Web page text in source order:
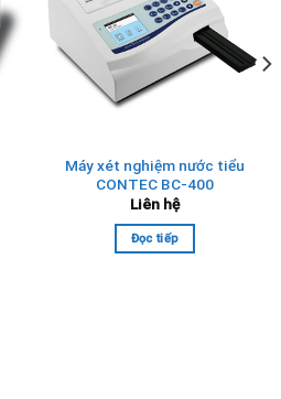
Máy xét nghiệm nước tiểu
CONTEC BC-400
Liên hệ
Đọc tiếp